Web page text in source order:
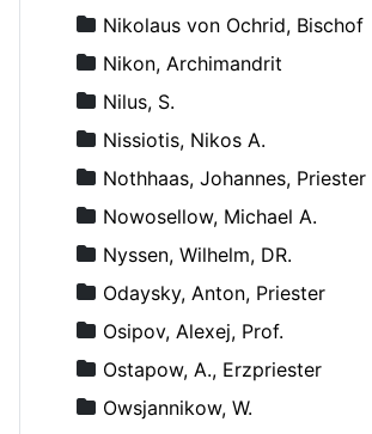
Nikolaus von Ochrid, Bischof
Nikon, Archimandrit
Nilus, S.
Nissiotis, Nikos A.
Nothhaas, Johannes, Priester
Nowosellow, Michael A.
Nyssen, Wilhelm, DR.
Odaysky, Anton, Priester
Osipov, Alexej, Prof.
Ostapow, A., Erzpriester
Owsjannikow, W.